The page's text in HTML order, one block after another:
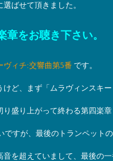
ばせて頂きました。
をお聴き下さい。
ヴィチ:交響曲第5番 です。
ど、まず「ムラヴィンスキ
盛り上がって終わる第四楽
ですが、最後のトランペット
を超えていまして、最後の